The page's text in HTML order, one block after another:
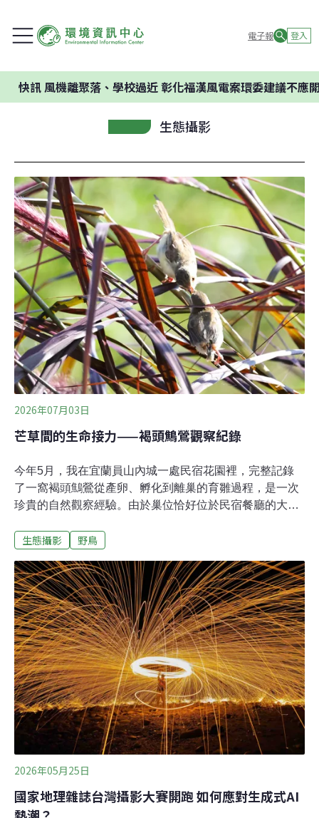
電子報 登入
機離聚落、學校過近 彰化福漢風電案環委建議不應開發
生態攝影
2026年07月03日
芒草間的生命接力——褐頭鷦鶯觀察紀錄
今年5月，我在宜蘭員山內城一處民宿花園裡，完整記錄
了一窩褐頭鷦鶯從產卵、孵化到離巢的育雛過程，是一次
珍貴的自然觀察經驗。由於巢位恰好位於民宿餐廳的大落
驚擾親鳥的情況下，得以長時間記錄牠們的繁殖行為。芒
巢。巢體利用葉片纖維與細草編織而成，由於體積小巧，
且材質顏色與周遭枯芒草相近，巧妙地融入了環境中。即
使距離民宿餐廳的大落地窗不遠，若非刻意尋找，仍難以
察覺其存在。繁殖期間，附近偶有中杜鵑活動，由於褐頭
鷦鶯是中杜鵑常見的寄主之一，因此我特別留意是否出現
托卵現象。然而整個繁殖期間，並未發現異常蛋型或寄生
跡象。親鳥的孵卵策略與行為巢內共有四枚蛋。我原本以
為褐頭鷦鶯會像黑枕藍鶲或朱鸝一樣，需要長時間待在巢
內孵蛋。然而實際觀察後卻發現，親鳥進出巢的時間相當
短暫，往往稍微停留便再度離開。
生態攝影 野鳥
2026年05月25日
國家地理雜誌台灣攝影大賽開跑 如何應對生成式AI